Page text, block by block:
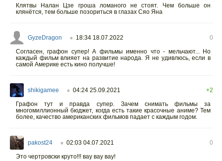
Клятвы Налан Цзе гроша ломаного не стоят. Чем больше он
клянётся, тем больше позориться в глазах Сяо Яна
GyzeDragon ○ 18:34 18.07.2022
0
Согласен, графон супер! А фильмы именно что - мельчают... Но
каждый фильм влияет на развитие народа. Я не удивлюсь, если в
самой Америке есть кино получше!
shikigamee ○ 04:24 25.09.2021
+2
Графон тут и правда супер. Зачем снимать фильмы за
многомиллионный бюджет, когда есть такие красочные аниме? Тем
более, качество американских фильмов падает с каждым годом.
pakost24 ○ 02:03 04.07.2021
0
Это чертровски круто!!! вау вау вау!